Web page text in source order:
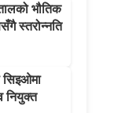
भौतिक
स्तरोन्नति
सिइओमा
नियुक्त